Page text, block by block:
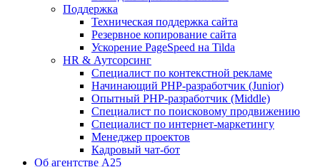
Поддержка
Техническая поддержка сайта
Резервное копирование сайта
Ускорение PageSpeed на Tilda
HR & Аутсорсинг
Специалист по контекстной рекламе
Начинающий PHP-разработчик (Junior)
Опытный PHP-разработчик (Middle)
Специалист по поисковому продвижению
Специалист по интернет-маркетингу
Менеджер проектов
Кадровый чат-бот
Об агентстве А25